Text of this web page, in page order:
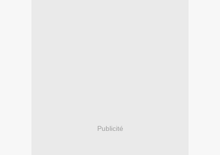
Publicité